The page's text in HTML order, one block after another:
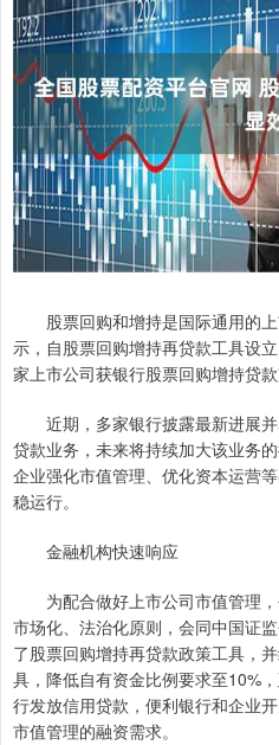
股票回购和增持是国际通用的上
示，自股票回购增持再贷款工具设
家上市公司获银行股票回购增持贷款
近期，多家银行披露最新进展并
贷款业务，未来将持续加大该业务
企业强化市值管理、优化资本运营
稳运行。
金融机构快速响应
为配合做好上市公司市值管理，
市场化、法治化原则，会同中国证
了股票回购增持再贷款政策工具，
具，降低自有资金比例要求至10%
行发放信用贷款，便利银行和企业
市值管理的融资需求。